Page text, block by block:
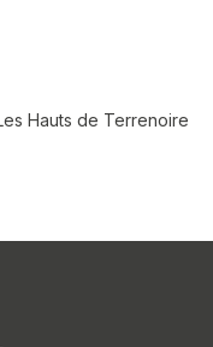
Hauts de Terrenoire